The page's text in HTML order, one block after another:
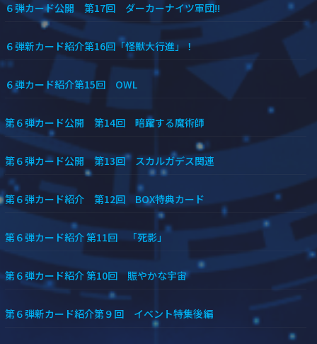
６弾カード公開 第17回 ダーカーナイツ軍団!!
６弾新カード紹介第16回「怪獣大行進」！
６弾カード紹介第15回 OWL
第６弾カード公開 第14回 暗躍する魔術師
第６弾カード公開 第13回 スカルガデス関連
第６弾カード紹介 第12回 BOX特典カード
第６弾カード紹介 第11回 「死影」
第６弾カード紹介 第10回 賑やかな宇宙
第６弾新カード紹介第９回 イベント特集後編